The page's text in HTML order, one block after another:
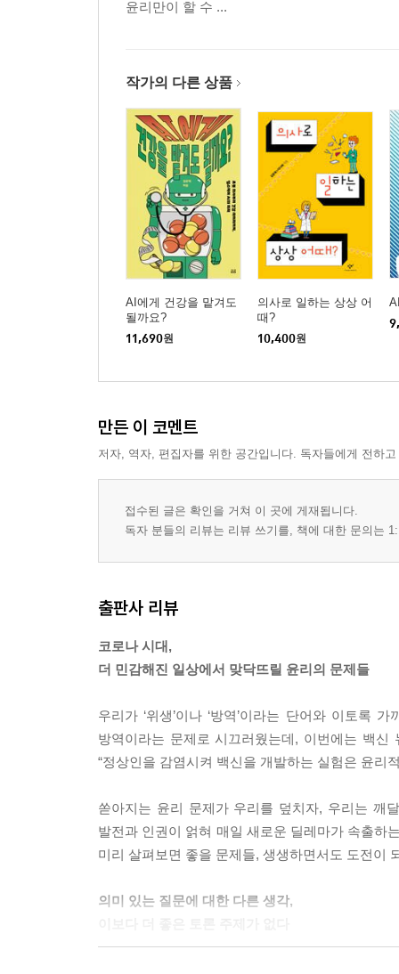
윤리만이 할 수 ...
작가의 다른 상품
AI에게 건강을 맡겨도
될까요?
11,690원
의사로 일하는 상상 어
때?
10,400원
만든 이 코멘트
저자, 역자, 편집자를 위한 공간입니다. 독자들에게 전하
접수된 글은 확인을 거쳐 이 곳에 게재됩니다.
독자 분들의 리뷰는 리뷰 쓰기를, 책에 대한 문의는
출판사 리뷰
코로나 시대,
더 민감해진 일상에서 맞닥뜨릴 윤리의 문제들
우리가 ‘위생’이나 ‘방역’이라는 단어와 이토록
방역이라는 문제로 시끄러웠는데, 이번에는 백신
“정상인을 감염시켜 백신을 개발하는 실험은 윤리
쏟아지는 윤리 문제가 우리를 덮치자, 우리는 깨
발전과 인권이 얽혀 매일 새로운 딜레마가 속출하
미리 살펴보면 좋을 문제들, 생생하면서도 도전이
의미 있는 질문에 대한 다른 생각,